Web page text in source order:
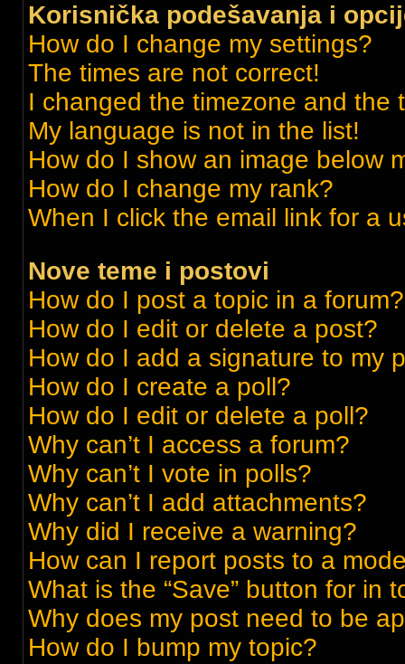
Korisnička podešavanja i
How do I change my settings?
The times are not correct!
I changed the timezone and the
My language is not in the list!
How do I show an image below
How do I change my rank?
When I click the email link for a
Nove teme i postovi
How do I post a topic in a forum?
How do I edit or delete a post?
How do I add a signature to my
How do I create a poll?
How do I edit or delete a poll?
Why can’t I access a forum?
Why can’t I vote in polls?
Why can’t I add attachments?
Why did I receive a warning?
How can I report posts to a
What is the “Save” button for in
Why does my post need to be
How do I bump my topic?